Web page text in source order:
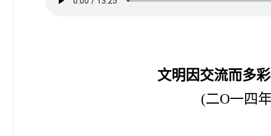
文明因交流而多
(二O一四